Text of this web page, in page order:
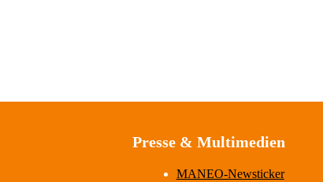
Presse & Multimedien
MANEO-Newsticker